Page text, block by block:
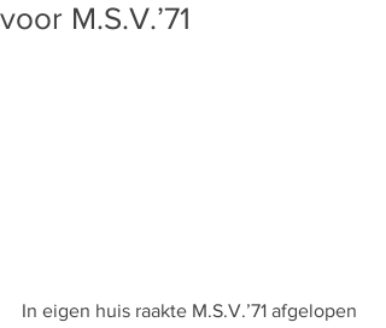
voor M.S.V.’71
In eigen huis raakte M.S.V.’71 afgelopen